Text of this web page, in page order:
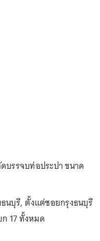
บรรจบท่อประปา ขนาด
นบุรี, ตั้งแต่ซอยกรุงธนบุรี
17 ทั้งหมด